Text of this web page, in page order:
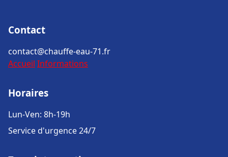
Contact
contact@chauffe-eau-71.fr
Accueil Informations
Horaires
Lun-Ven: 8h-19h
Service d'urgence 24/7